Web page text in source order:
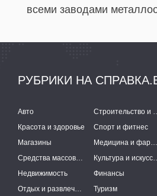
всеми заводами
РУБРИКИ НА
Авто
Красота и здоровье
Спорт и фитнес
Магазины
Медицина и фармацевтика
Средства массовой информации
Недвижимость
Финансы
Отдых и развлечения
Туризм